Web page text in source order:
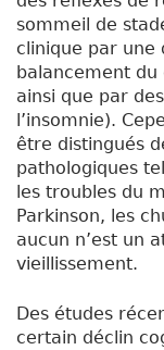
sommeil de
clinique par une
balancement
ainsi que par
l’insomnie).
être distingués
pathologiques
les troubles du
Parkinson, les
aucun n’est un
vieillissement.
Des études
certain déclin